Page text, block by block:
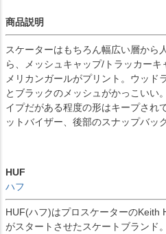
商品説明
スケーターはもちろん幅広い層から
ら、メッシュキャップ/トラッカー
メリカンガールがプリント。ウッド
とブラックのメッシュがかっこいい
イプだがある程度の形はキープされ
ットバイザー、後部のスナップバッ
HUF
ハフ
HUF(ハフ)はプロスケーターのKeith
がスタートさせたスケートブランド